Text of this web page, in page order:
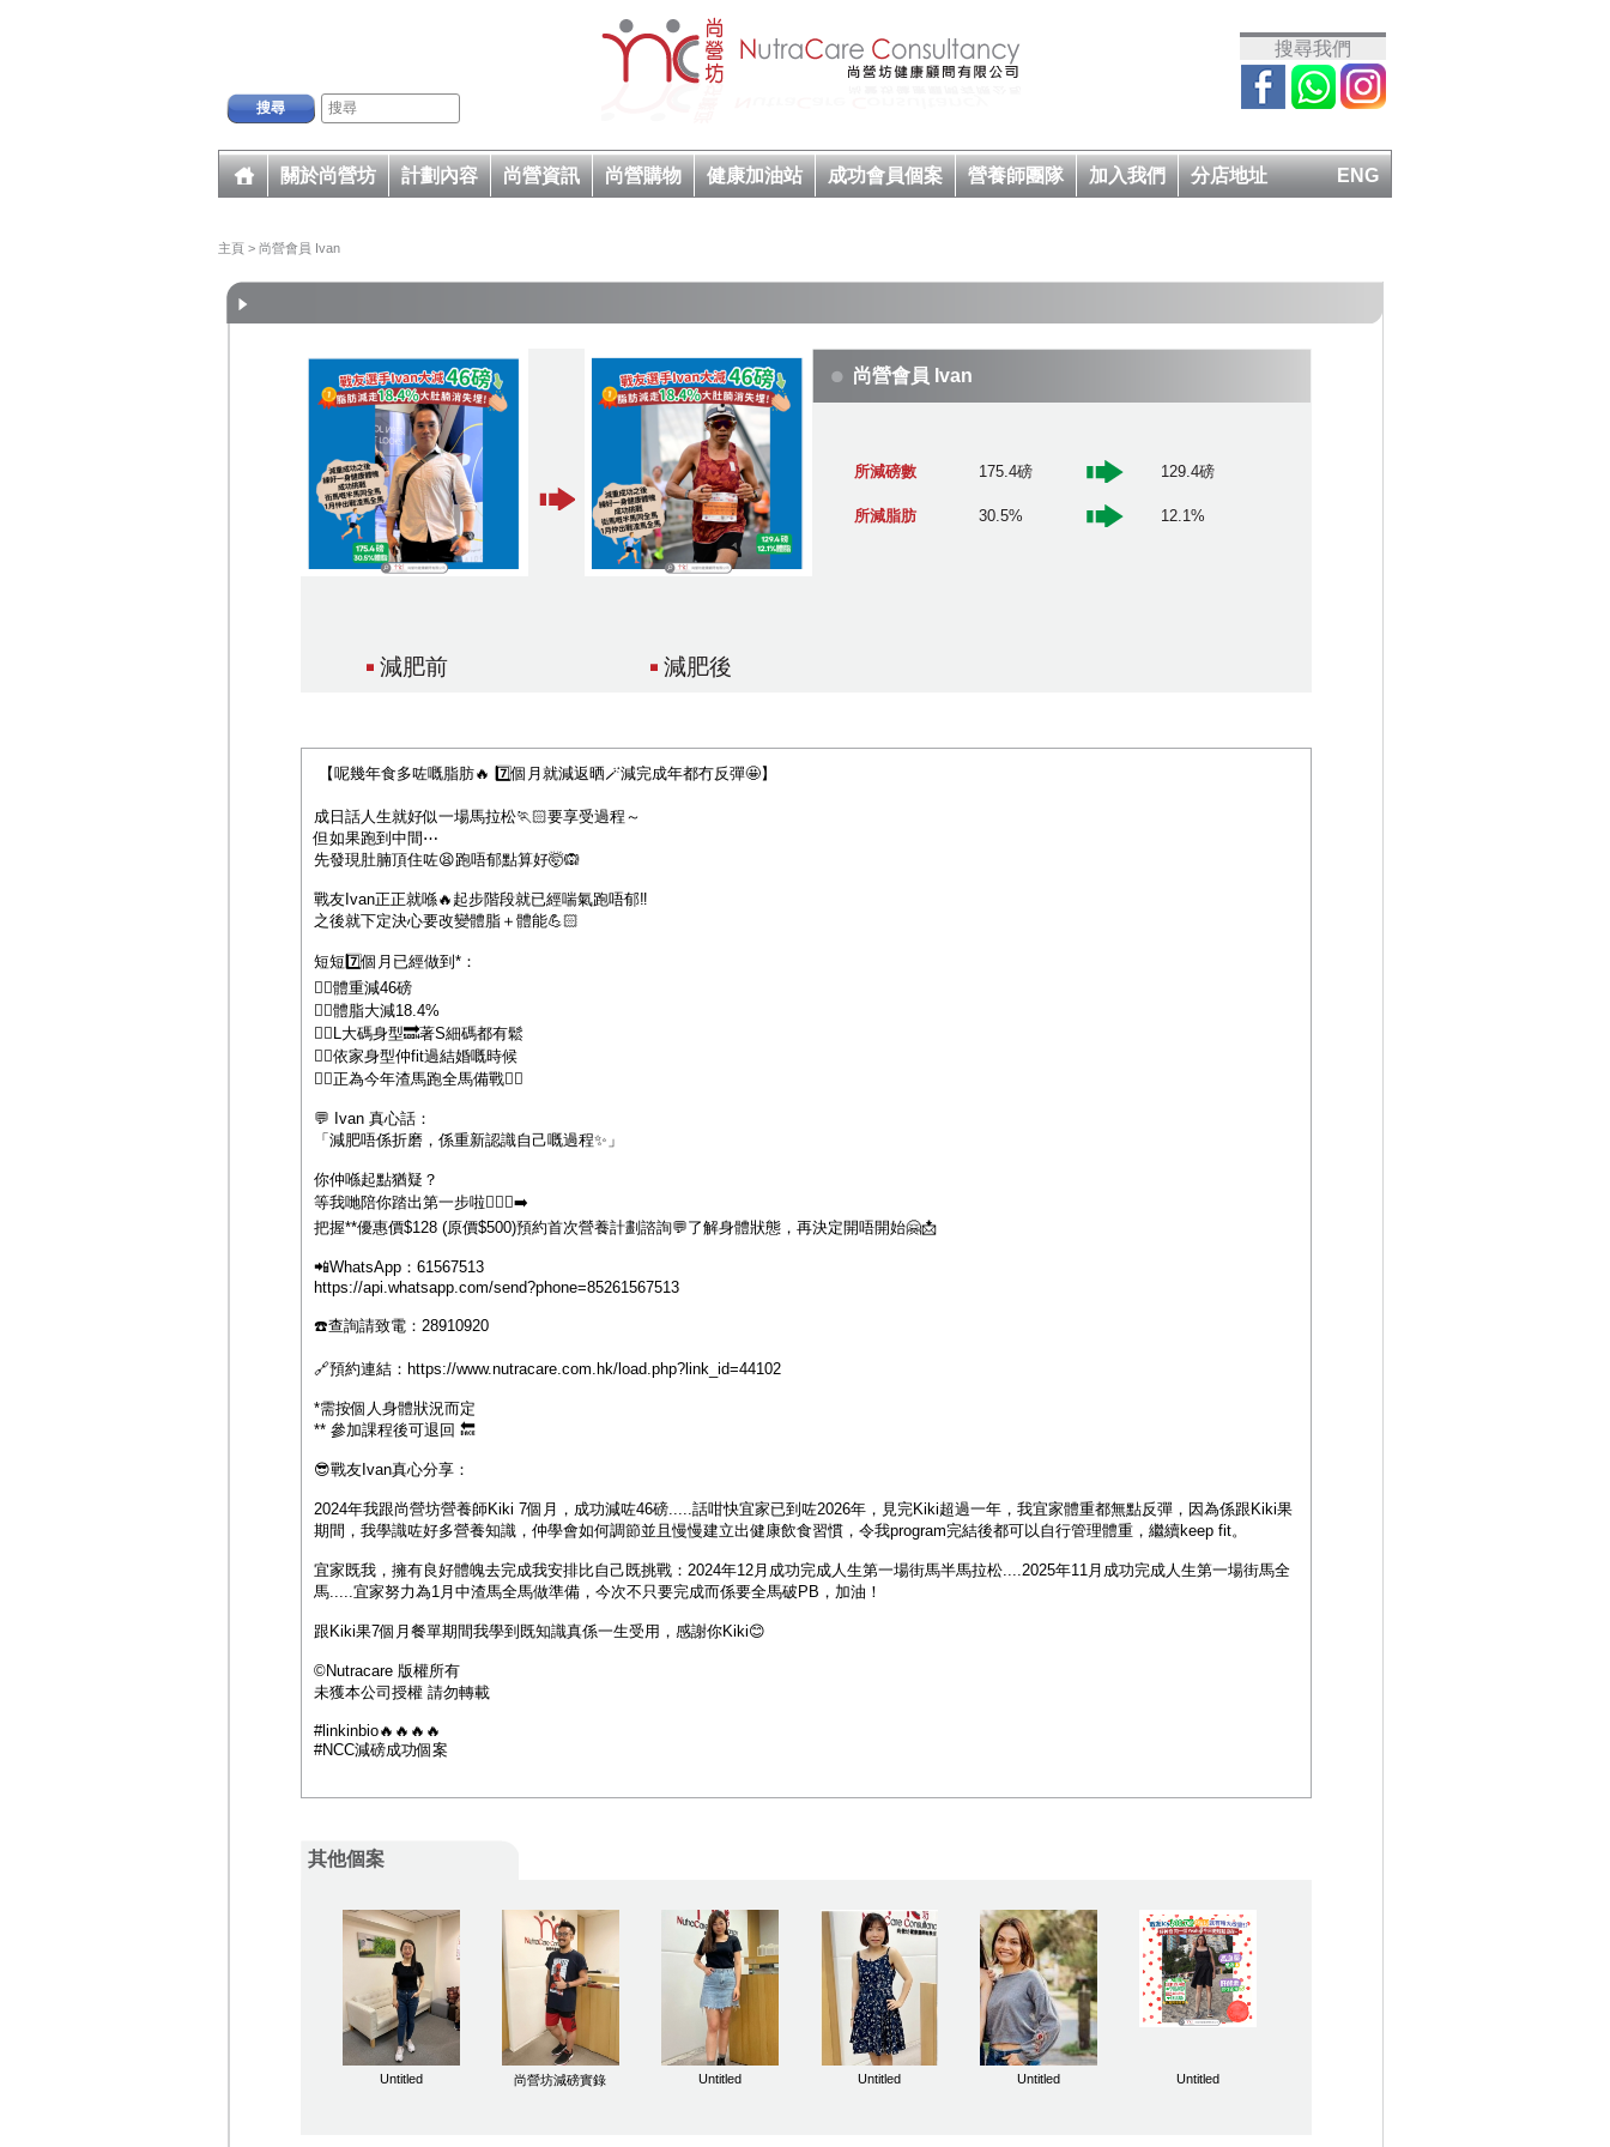
搜尋
搜尋我們
關於尚營坊 計劃內容 尚營資訊 尚營購物 健康加油站 成功會員個案 營養師團隊 加入我們 分店地址 ENG
主頁 > 尚營會員 Ivan
減肥前 減肥後
尚營會員 Ivan
所減磅數 175.4磅 129.4磅
所減脂肪 30.5% 12.1%
【呢幾年食多咗嘅脂肪🔥 7️⃣個月就減返晒🪄減完成年都冇反彈🤩】
成日話人生就好似一場馬拉松🏃🏻要享受過程～
但如果跑到中間⋯
先發現肚腩頂住咗😫跑唔郁點算好🤯🙉
戰友Ivan正正就喺🔥起步階段就已經喘氣跑唔郁‼️
之後就下定決心要改變體脂＋體能💪🏻
短短7️⃣個月已經做到*：
👍🏻體重減46磅
👍🏻體脂大減18.4%
👍🏻L大碼身型🔜著S細碼都有鬆
👍🏻依家身型仲fit過結婚嘅時候
👍🏻正為今年渣馬跑全馬備戰👌🏻
💬 Ivan 真心話：
「減肥唔係折磨，係重新認識自己嘅過程✨」
你仲喺起點猶疑？
等我哋陪你踏出第一步啦🏃🏻‍♀️‍➡️
把握**優惠價$128 (原價$500)預約首次營養計劃諮詢💬了解身體狀態，再決定開唔開始🤗📩
📲WhatsApp：61567513
https://api.whatsapp.com/send?phone=85261567513
☎️查詢請致電：28910920
🔗預約連結： https://www.nutracare.com.hk/load.php?link_id=44102
*需按個人身體狀況而定
** 參加課程後可退回 🔙
😎戰友Ivan真心分享：
2024年我跟尚營坊營養師Kiki 7個月，成功減咗46磅.....話咁快宜家已到咗2026年，見完Kiki超過一年，我宜家體重都無點反彈，因為係跟Kiki果
期間，我學識咗好多營養知識，仲學會如何調節並且慢慢建立出健康飲食習慣，令我program完結後都可以自行管理體重，繼續keep fit。
宜家既我，擁有良好體魄去完成我安排比自己既挑戰：2024年12月成功完成人生第一場街馬半馬拉松....2025年11月成功完成人生第一場街馬全
馬.....宜家努力為1月中渣馬全馬做準備，今次不只要完成而係要全馬破PB，加油！
跟Kiki果7個月餐單期間我學到既知識真係一生受用，感謝你Kiki😊
©️Nutracare 版權所有
未獲本公司授權 請勿轉載
#linkinbio🔥🔥🔥🔥
#NCC減磅成功個案
其他個案
Untitled 尚營坊減磅實錄 Untitled Untitled Untitled Untitled